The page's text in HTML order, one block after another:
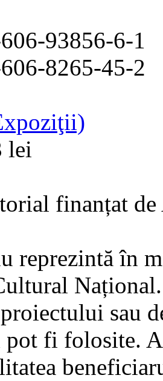
93856-6-1
8265-45-2
lei
finanțat
reprezintă în
sau
fi folosite.